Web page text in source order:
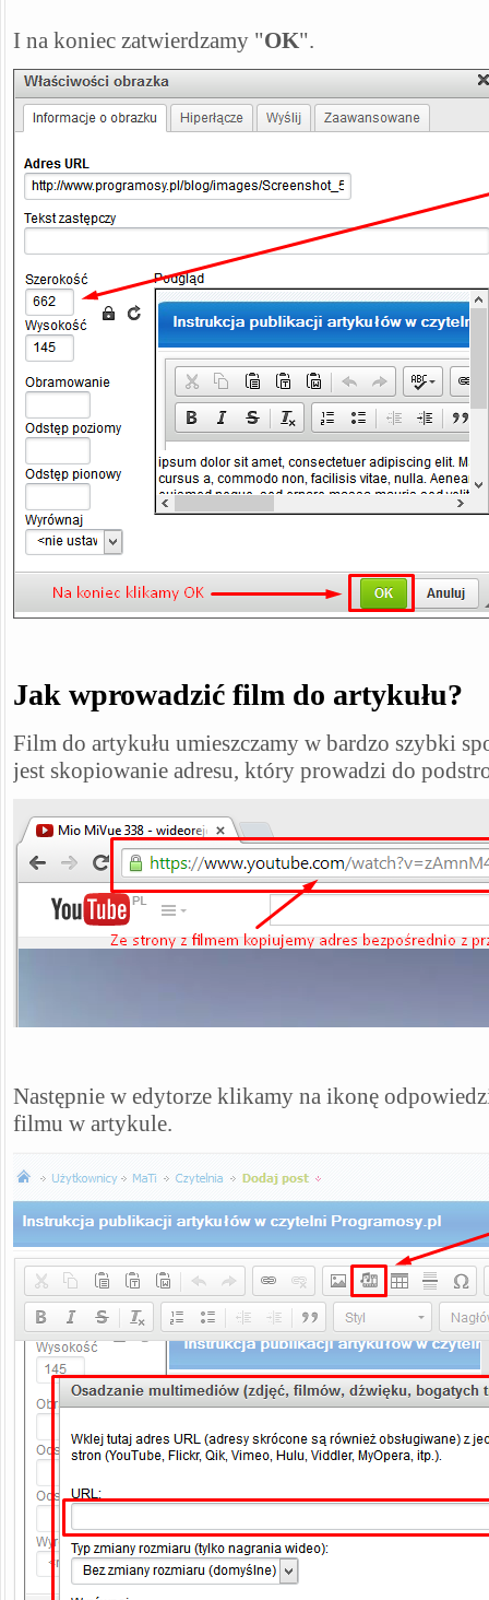
I na koniec zatwierdzamy "OK".
Jak wprowadzić film do artykułu?
Film do artykułu umieszczamy w bardzo szybki
jest skopiowanie adresu, który prowadzi do
Następnie w edytorze klikamy na ikonę
filmu w artykule.